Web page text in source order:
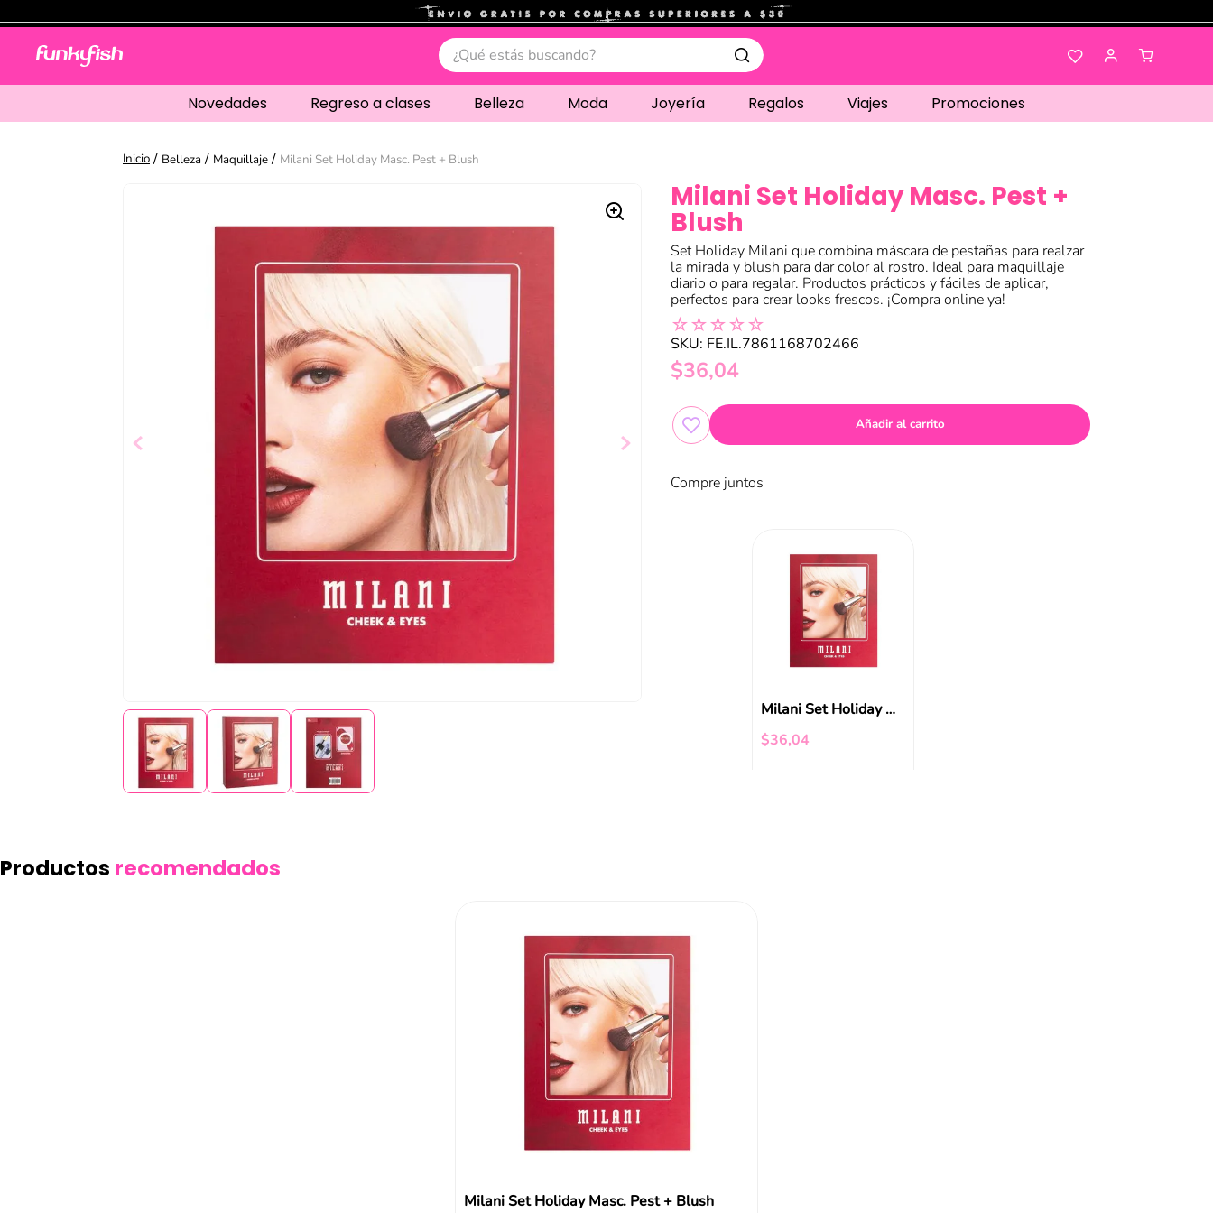
.
¿Qué estás buscando?
Novedades Regreso a clases Belleza Moda Joyería Regalos Viajes Promociones
Belleza Maquillaje Milani Set Holiday Masc. Pest + Blush
Milani Set Holiday Masc. Pest +
Blush
Set Holiday Milani que combina máscara de pestañas para realzar
la mirada y blush para dar color al rostro. Ideal para maquillaje
diario o para regalar. Productos prácticos y fáciles de aplicar,
perfectos para crear looks frescos. ¡Compra online ya!
☆☆☆☆☆
SKU: FE.IL.7861168702466
$36,04
Añadir al carrito
Compre juntos
Milani Set Holiday Masc. Pest + Blush
$36,04
Productos recomendados
Milani Set Holiday Masc. Pest + Blush